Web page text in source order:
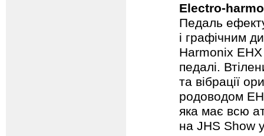
Electro-
Педаль
і графічним
Harmonix
педалі.
та вібрації
родоводом
яка має всю